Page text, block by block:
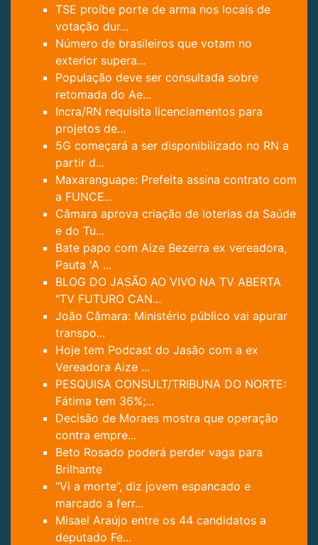
TSE proíbe porte de arma nos locais de
votação dur...
Número de brasileiros que votam no
exterior supera...
População deve ser consultada sobre
retomada do Ae...
Incra/RN requisita licenciamentos para
projetos de...
5G começará a ser disponibilizado no RN a
partir d...
Maxaranguape: Prefeita assina contrato com
a FUNCE...
Câmara aprova criação de loterias da Saúde
e do Tu...
Bate papo com Aize Bezerra ex vereadora,
Pauta 'A ...
BLOG DO JASÃO AO VIVO NA TV ABERTA
"TV FUTURO CAN...
João Câmara: Ministério público vai apurar
transpo...
Hoje tem Podcast do Jasão com a ex
Vereadora Aize ...
PESQUISA CONSULT/TRIBUNA DO NORTE:
Fátima tem 36%;...
Decisão de Moraes mostra que operação
contra empre...
Beto Rosado poderá perder vaga para
Brilhante
“Vi a morte”, diz jovem espancado e
marcado a ferr...
Misael Araújo entre os 44 candidatos a
deputado Fe...